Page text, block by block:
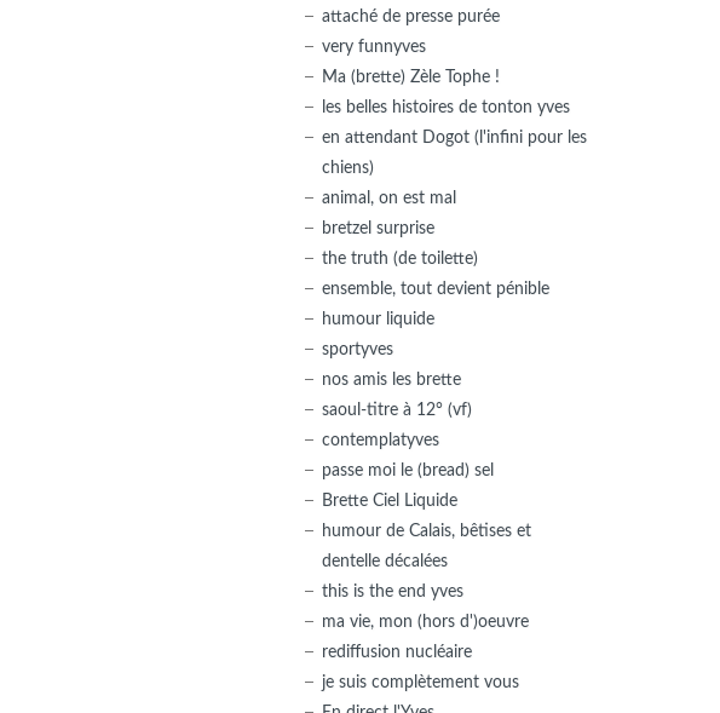
attaché de presse purée
very funnyves
Ma (brette) Zèle Tophe !
les belles histoires de tonton yves
en attendant Dogot (l'infini pour les
chiens)
animal, on est mal
bretzel surprise
the truth (de toilette)
ensemble, tout devient pénible
humour liquide
sportyves
nos amis les brette
saoul-titre à 12° (vf)
contemplatyves
passe moi le (bread) sel
Brette Ciel Liquide
humour de Calais, bêtises et
dentelle décalées
this is the end yves
ma vie, mon (hors d')oeuvre
rediffusion nucléaire
je suis complètement vous